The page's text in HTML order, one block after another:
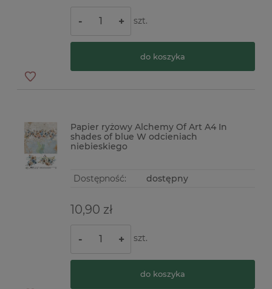
- + szt.
do koszyka
Papier ryżowy Alchemy Of Art A4 In
shades of blue W odcieniach
niebieskiego
Dostępność: dostępny
10,90 zł
- + szt.
do koszyka